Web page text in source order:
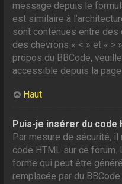
message depuis le
est similaire à
sont contenues entre des
des chevrons « < » et « >
propos du BBCode,
accessible depuis la
Haut
Puis-je insérer du code
Par mesure de sécurité, il
code HTML sur ce forum.
forme qui peut être
remplacée par du BBCode.